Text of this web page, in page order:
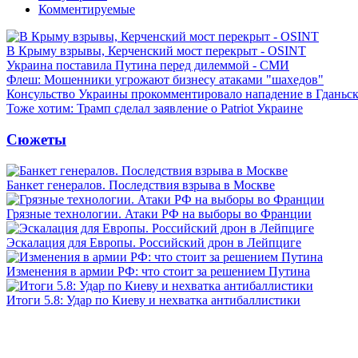
Комментируемые
В Крыму взрывы, Керченский мост перекрыт - OSINT
Украина поставила Путина перед дилеммой - СМИ
Флеш: Мошенники угрожают бизнесу атаками "шахедов"
Консульство Украины прокомментировало нападение в
Тоже хотим: Трамп сделал заявление о Patriot Украине
Сюжеты
Банкет генералов. Последствия взрыва в Москве
Грязные технологии. Атаки РФ на выборы во Франции
Эскалация для Европы. Российский дрон в Лейпциге
Изменения в армии РФ: что стоит за решением Путина
Итоги 5.8: Удар по Киеву и нехватка антибаллистики